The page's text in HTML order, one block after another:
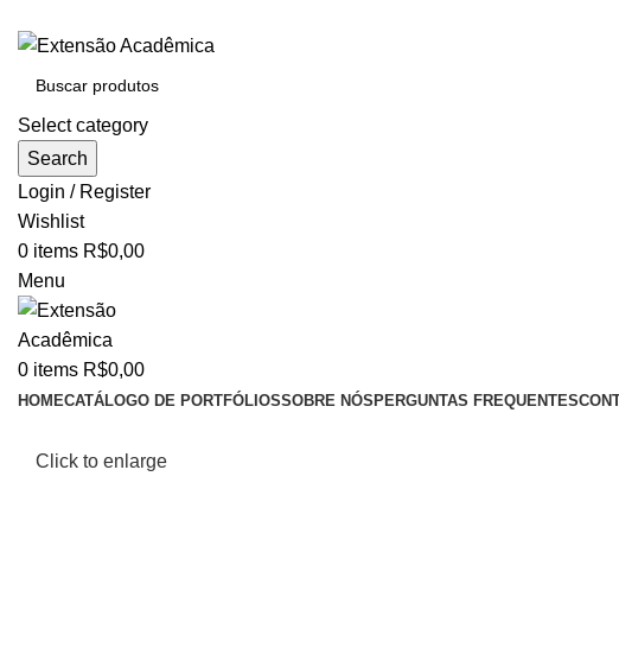
Select category
Search
Login / Register
Wishlist
0 items R$0,00
Menu
0 items R$0,00
HOMECATÁLOGO DE PORTFÓLIOSSOBRE NÓS PERGUNTAS FREQUENTES
Click to enlarge